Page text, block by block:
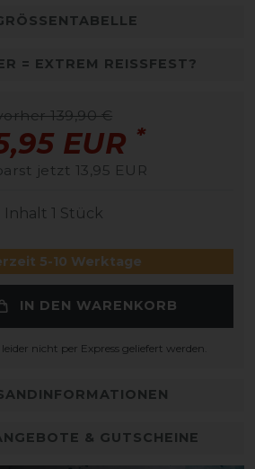
= EXTREM REISSFEST?
139,90 €
EUR *
jetzt 13,95 EUR
Inhalt 1 Stück
5-10 Werktage
IN DEN WARENKORB
nicht per Express geliefert werden.
& GUTSCHEINE